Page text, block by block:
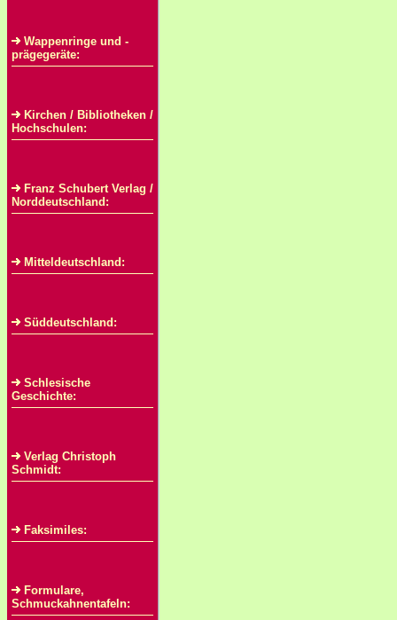
Wappenringe und -
prägegeräte:
Kirchen / Bibliotheken /
Hochschulen:
Franz Schubert Verlag /
Norddeutschland:
Mitteldeutschland:
Süddeutschland:
Schlesische
Geschichte:
Verlag Christoph
Schmidt:
Faksimiles:
Formulare,
Schmuckahnentafeln: